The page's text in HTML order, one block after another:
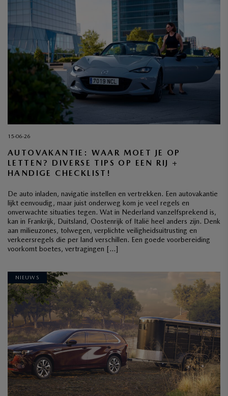
15-06-26
AUTOVAKANTIE: WAAR MOET JE OP
LETTEN? DIVERSE TIPS OP EEN RIJ +
HANDIGE CHECKLIST!
De auto inladen, navigatie instellen en vertrekken. Een autovakantie
lijkt eenvoudig, maar juist onderweg kom je veel regels en
onverwachte situaties tegen. Wat in Nederland vanzelfsprekend is,
kan in Frankrijk, Duitsland, Oostenrijk of Italië heel anders zijn. Denk
aan milieuzones, tolwegen, verplichte veiligheidsuitrusting en
verkeersregels die per land verschillen. Een goede voorbereiding
voorkomt boetes, vertragingen […]
NIEUWS